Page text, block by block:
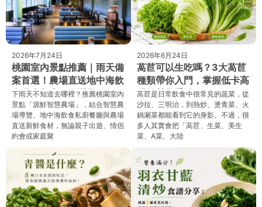
2026年7月24日
桃園室內景點推薦｜雨天備
案首選！農場直送地中海飲
食私廚餐廳一次滿足
下雨天不知道去哪裡？推薦桃園室內
景點「源鮮智慧農場」，結合智慧農
場導覽、地中海飲食私廚餐廳與農場
直送新鮮食材，無論親子出遊、情侶
約會或家庭聚
2026年6月24日
萵苣可以生吃嗎？3大萵苣
種類帶你入門，掌握低卡高
纖的營養重點
萵苣是日常飲食中很常見的蔬菜，從
沙拉、三明治，到熱炒、燙青菜、火
鍋涮菜都能看到它的身影。不過，很
多人其實會把「萵苣、生菜、美生
菜、A菜、大陸